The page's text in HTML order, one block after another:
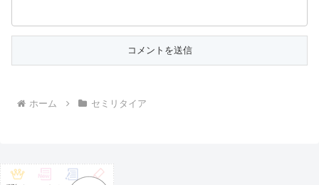
ホーム セミリタイア